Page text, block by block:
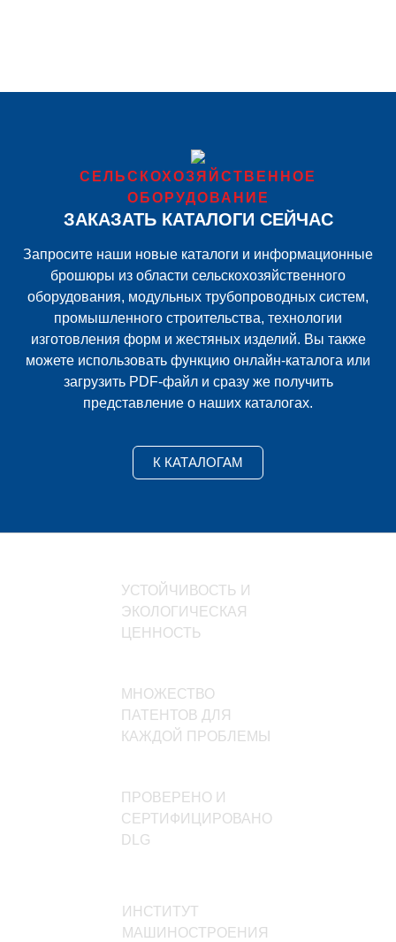
СЕЛЬСКОХОЗЯЙСТВЕННОЕ
ОБОРУДОВАНИЕ
ЗАКАЗАТЬ КАТАЛОГИ СЕЙЧАС
Запросите наши новые каталоги и информационные
брошюры из области сельскохозяйственного
оборудования, модульных трубопроводных систем,
промышленного строительства, технологии
изготовления форм и жестяных изделий. Вы также
можете использовать функцию онлайн-каталога или
загрузить PDF-файл и сразу же получить
представление о наших каталогах.
К КАТАЛОГАМ
УСТОЙЧИВОСТЬ И
ЭКОЛОГИЧЕСКАЯ
ЦЕННОСТЬ
МНОЖЕСТВО
ПАТЕНТОВ ДЛЯ
КАЖДОЙ ПРОБЛЕМЫ
ПРОВЕРЕНО И
СЕРТИФИЦИРОВАНО
DLG
ИНСТИТУТ
МАШИНОСТРОЕНИЯ